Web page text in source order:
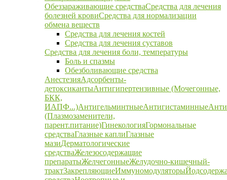
Обеззараживающие средстваСредства для лечения
болезней кровиСредства для нормализации
обмена веществ
Средства для лечения костей
Средства для лечения суставов
Средства для лечения боли, температуры
Боль и спазмы
Обезболивающие средства
АнестезияАдсорбенты-
детоксикантыАнтигипертензивные (Мочегонные,
БКК,
ИАПФ...)АнтигельминтныеАнтигистаминные
(Плазмозаменители,
парент.питание)ГинекологияГормональные
средстваГлазные каплиГлазные
мазиДерматологические
средстваЖелезосодержащие
препаратыЖелчегонныеЖелудочно-кишечный-
трактЗакрепляющиеИммуномодуляторы